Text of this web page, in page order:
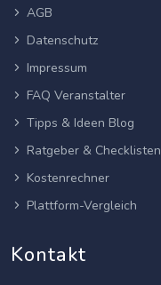
AGB
Datenschutz
Impressum
FAQ Veranstalter
Tipps & Ideen Blog
Ratgeber & Checklisten
Kostenrechner
Plattform-Vergleich
Kontakt